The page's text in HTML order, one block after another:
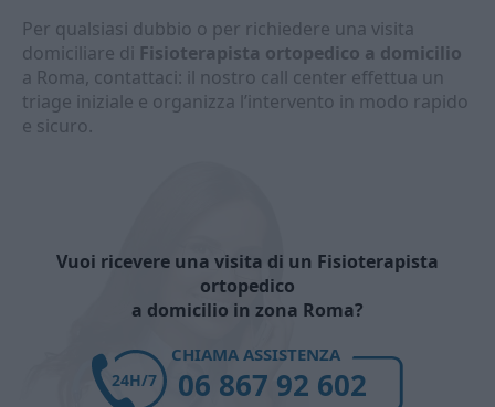
Per qualsiasi dubbio o per richiedere una visita
domiciliare di Fisioterapista ortopedico a domicilio
a Roma, contattaci: il nostro call center effettua un
triage iniziale e organizza l’intervento in modo rapido
e sicuro.
Vuoi ricevere una visita di un Fisioterapista
ortopedico
a domicilio in zona Roma?
CHIAMA ASSISTENZA
06 867 92 602
24H/7